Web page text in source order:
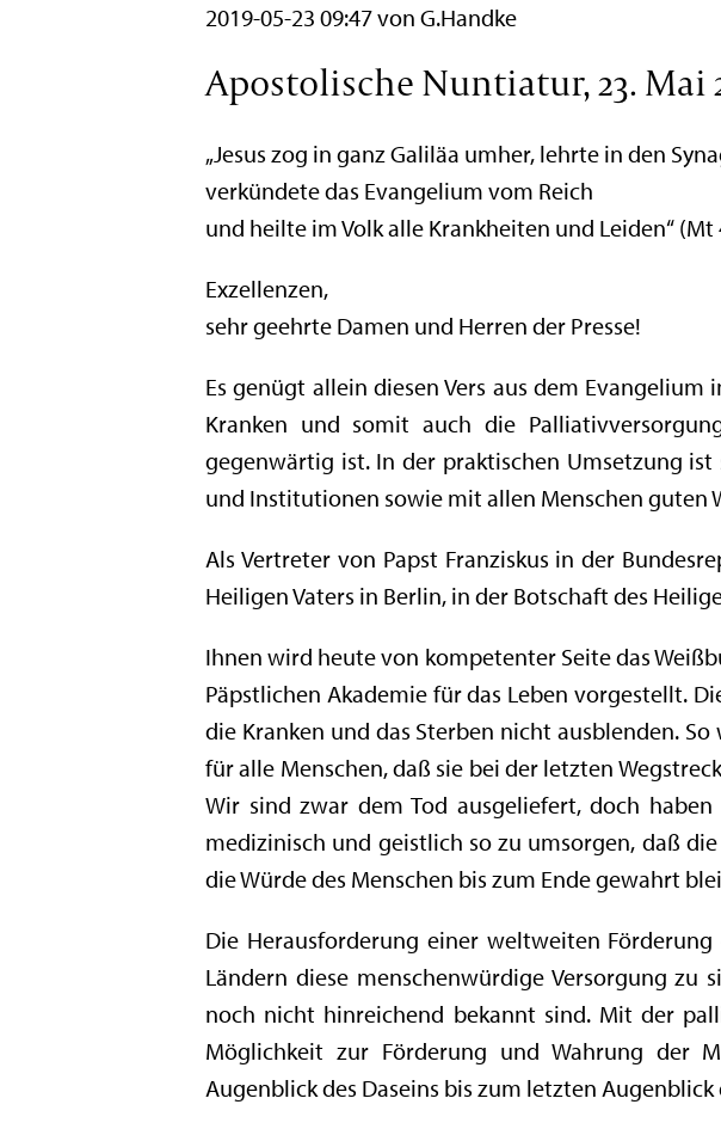
2019-05-23 09:47von G.Handke
Apostolische Nuntiatur, 23. Mai
„Jesus zog in ganz Galiläa umher, lehrte in den
verkündete das Evangelium vom Reich
und heilte im Volk alle Krankheiten und Leiden“ (Mt
Exzellenzen,
sehr geehrte Damen und Herren der Presse!
Es genügt allein diesen Vers aus dem
Kranken und somit auch die
gegenwärtig ist. In der praktischen Umsetzung
und Institutionen sowie mit allen Menschen guten
Als Vertreter von Papst Franziskus in der
Heiligen Vaters in Berlin, in der Botschaft des
Ihnen wird heute von kompetenter Seite das
Päpstlichen Akademie für das Leben vorgestellt.
die Kranken und das Sterben nicht ausblenden.
für alle Menschen, daß sie bei der letzten
Wir sind zwar dem Tod ausgeliefert, doch
medizinisch und geistlich so zu umsorgen, daß
die Würde des Menschen bis zum Ende gewahrt
Die Herausforderung einer weltweiten
Ländern diese menschenwürdige Versorgung
noch nicht hinreichend bekannt sind. Mit der
Möglichkeit zur Förderung und Wahrung der
Augenblick des Daseins bis zum letzten